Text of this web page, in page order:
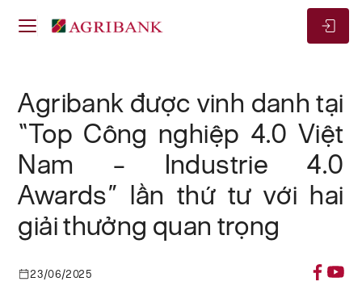
Agribank được vinh danh tại
“Top Công nghiệp 4.0 Việt
Nam – Industrie 4.0
Awards” lần thứ tư với hai
giải thưởng quan trọng
23/06/2025